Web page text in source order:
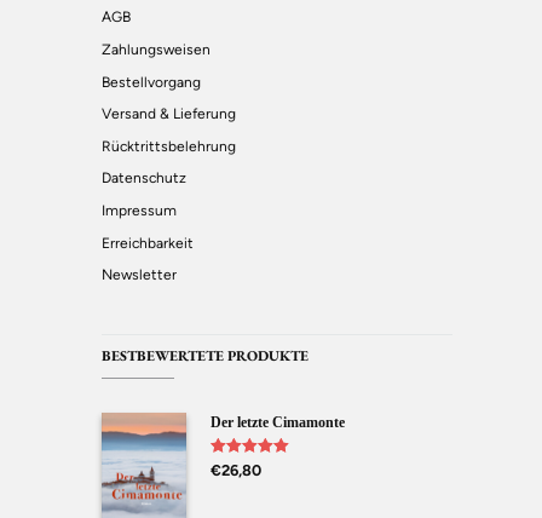
AGB
Zahlungsweisen
Bestellvorgang
Versand & Lieferung
Rücktrittsbelehrung
Datenschutz
Impressum
Erreichbarkeit
Newsletter
BESTBEWERTETE PRODUKTE
Der letzte Cimamonte
Bewertet mit
5.00 von 5
€26,80